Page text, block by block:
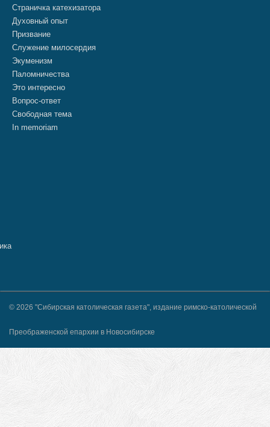
Страничка катехизатора
Духовный опыт
Призвание
Служение милосердия
Экуменизм
Паломничества
Это интересно
Вопрос-ответ
Свободная тема
In memoriam
© 2026 "Сибирская католическая газета", издание римско-католической
Преображенской епархии в Новосибирске